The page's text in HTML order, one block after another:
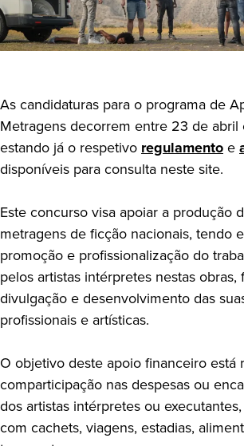
As candidaturas para o programa de
Metragens decorrem entre 23 de abril
estando já o respetivoregulamentoe
disponíveis para consulta neste site.
Este concurso visa apoiar a produção
metragens de ficção nacionais, tendo
promoção e profissionalização do
pelos artistas intérpretes nestas
divulgação e desenvolvimento das
profissionais e artísticas.
O objetivo deste apoio financeiro está
comparticipação nas despesas ou
dos artistas intérpretes ou
com cachets, viagens, estadias,